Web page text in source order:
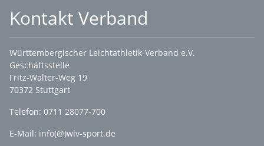
Kontakt Verband
Württembergischer Leichtathletik-Verband e.V.
Geschäftsstelle
Fritz-Walter-Weg 19
70372 Stuttgart
Telefon: 0711 28077-700
E-Mail: info(@)wlv-sport.de